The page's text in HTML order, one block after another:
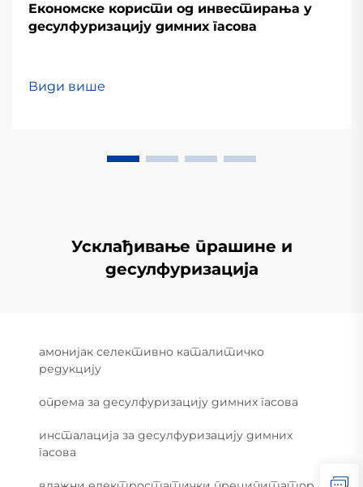
Економске користи од инвестирања у
десулфуризацију димних гасова
Види више
Усклађивање прашине и
десулфуризација
амонијак селективно каталитичко
редукцију
опрема за десулфуризацију димних гасова
инсталација за десулфуризацију димних
гасова